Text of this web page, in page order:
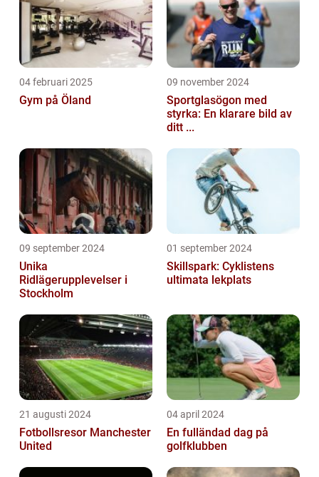
04 februari 2025
Gym på Öland
09 november 2024
Sportglasögon med
styrka: En klarare bild av
ditt ...
09 september 2024
Unika
Ridlägerupplevelser i
Stockholm
01 september 2024
Skillspark: Cyklistens
ultimata lekplats
21 augusti 2024
Fotbollsresor Manchester
United
04 april 2024
En fulländad dag på
golfklubben